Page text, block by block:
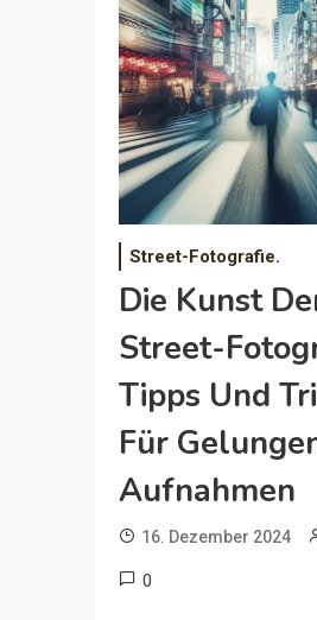
Street-Fotografie.
Die Kunst
Street-
Tipps Und
Für
Aufnahmen
16. Dezember 2024
0